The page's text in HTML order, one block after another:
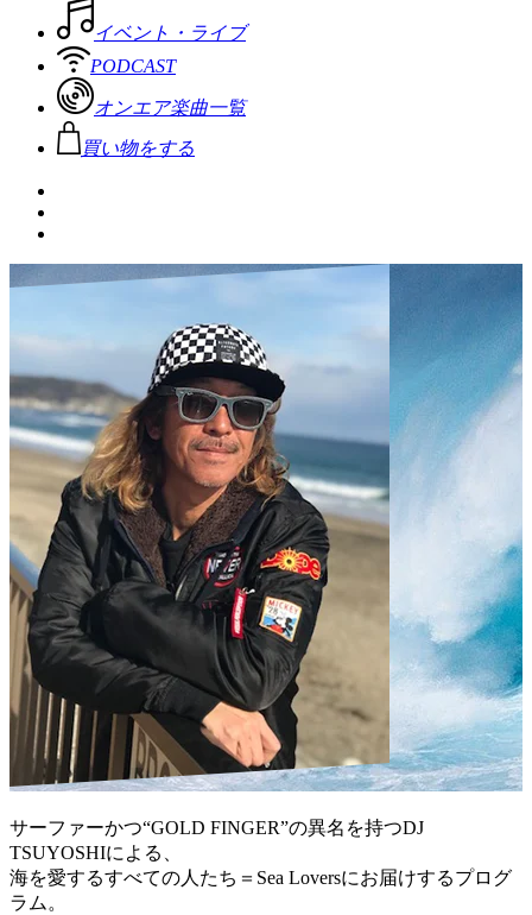
イベント・ライブ
PODCAST
オンエア楽曲一覧
買い物をする
サーファーかつ“GOLD FINGER”の異名を持つDJ
TSUYOSHIによる、
海を愛するすべての人たち＝Sea Loversにお届けするプログ
ラム。